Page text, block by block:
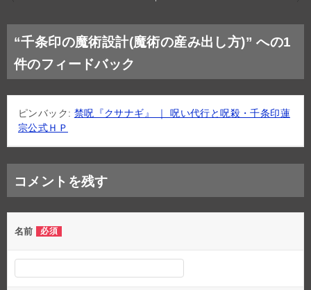
ビ
ゲ
ー
シ
ン
“千条印の魔術設計(魔術の産み出し方)” への1
件のフィードバック
ピンバック: 禁呪『クサナギ』 ｜ 呪い代行と呪殺・千条印蓮
宗公式ＨＰ
コメントを残す
名前 必須